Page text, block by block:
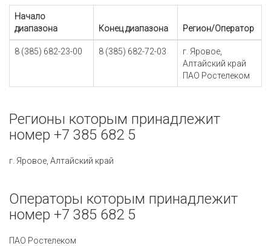
Начало
диапазона
Конец диапазона Регион/Оператор
8 (385) 682-23-00 8 (385) 682-72-03
г. Яровое,
Алтайский край
ПАО Ростелеком
Регионы которым принадлежит
номер +7 385 682 5
г. Яровое, Алтайский край
Операторы которым принадлежит
номер +7 385 682 5
ПАО Ростелеком